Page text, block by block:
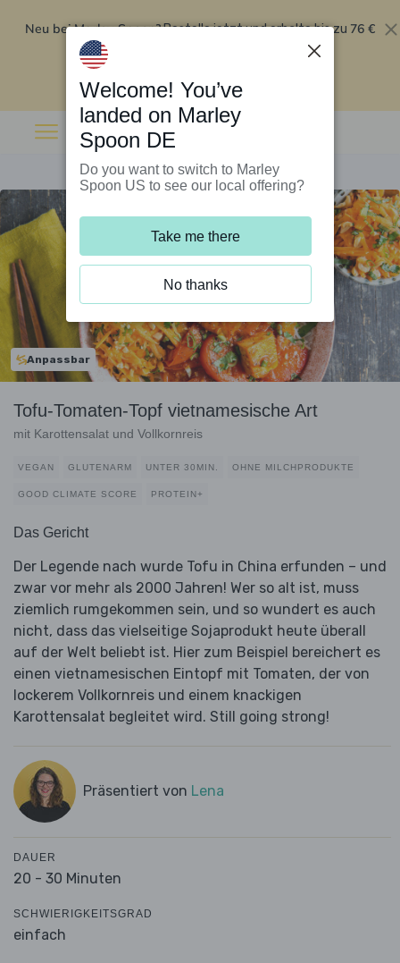
Neu bei Marley Spoon?Bestelle jetzt und erhalte bis zu 76 €
Rabatt auf deine ersten fünf Boxen
Anpassbar
Tofu-Tomaten-Topf vietnamesische Art
mit Karottensalat und Vollkornreis
VEGAN GLUTENARM UNTER 30MIN. OHNE MILCHPRODUKTE
GOOD CLIMATE SCORE PROTEIN+
Das Gericht
Der Legende nach wurde Tofu in China erfunden – und
zwar vor mehr als 2000 Jahren! Wer so alt ist, muss
ziemlich rumgekommen sein, und so wundert es auch
nicht, dass das vielseitige Sojaprodukt heute überall
auf der Welt beliebt ist. Hier zum Beispiel bereichert es
einen vietnamesischen Eintopf mit Tomaten, der von
lockerem Vollkornreis und einem knackigen
Karottensalat begleitet wird. Still going strong!
Präsentiert von Lena
DAUER
20 - 30 Minuten
SCHWIERIGKEITSGRAD
einfach
Welcome! You’ve
landed on Marley
Spoon DE
Do you want to switch to Marley
Spoon US to see our local offering?
Take me there
No thanks